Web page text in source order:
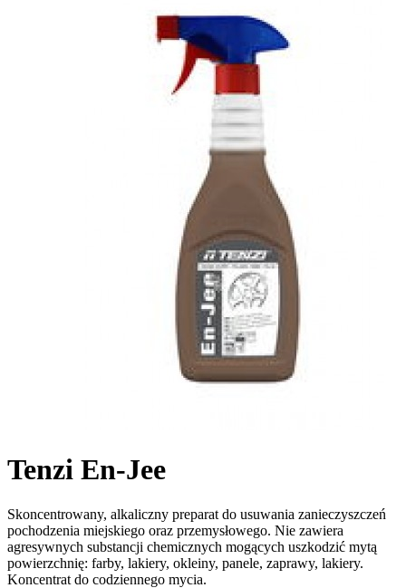
Tenzi En-Jee
Skoncentrowany, alkaliczny preparat do usuwania zanieczyszczeń
pochodzenia miejskiego oraz przemysłowego. Nie zawiera
agresywnych substancji chemicznych mogących uszkodzić mytą
powierzchnię: farby, lakiery, okleiny, panele, zaprawy, lakiery.
Koncentrat do codziennego mycia.